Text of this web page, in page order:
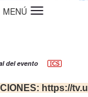
MENÚ Idioma
del evento
https://